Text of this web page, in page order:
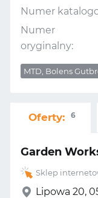
Numer
Numer
oryginalny:
MTD, Bolens
Oferty: 6
Garden
Sklep
Lipowa 20,